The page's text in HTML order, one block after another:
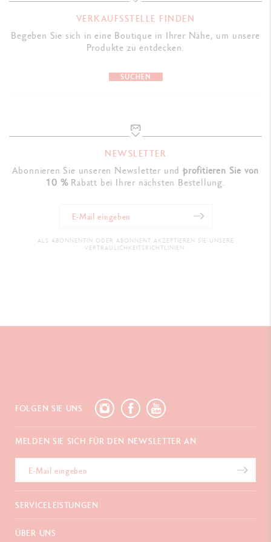
VERKAUFSSTELLE FINDEN
Begeben Sie sich in eine Boutique in Ihrer Nähe, um unsere
Produkte zu entdecken.
SUCHEN
NEWSLETTER
Abonnieren Sie unseren Newsletter undprofitieren Sie von
10 %Rabatt bei Ihrer nächsten Bestellung.
ALS ABONNENTIN ODER ABONNENT AKZEPTIEREN SIE UNSERE
VERTRAULICHKEITSRICHTLINIEN.
FOLGEN SIE UNS
MELDEN SIE SICH FÜR DEN NEWSLETTER AN
SERVICELEISTUNGEN
E-Geschenkgutschein
ÜBER UNS